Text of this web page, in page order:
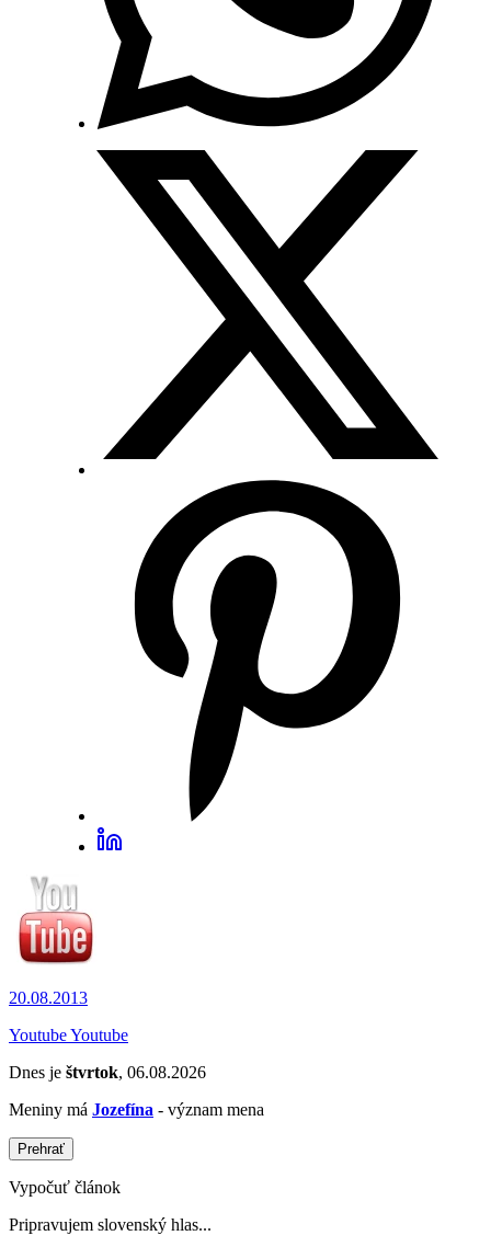
20.08.2013
Youtube Youtube
Dnes je štvrtok, 06.08.2026
Meniny má Jozefína - význam mena
Prehrať
Vypočuť článok
Pripravujem slovenský hlas...